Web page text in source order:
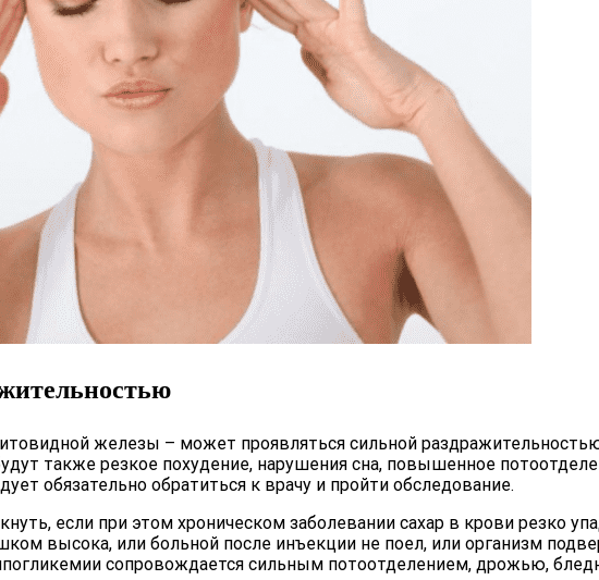
железы – может проявляться сильной
также резкое похудение, нарушения сна, повышенное
обязательно обратиться к врачу и пройти обследование.
если при этом хроническом заболевании сахар в крови резко
высока, или больной после инъекции не поел, или организм
сопровождается сильным потоотделением, дрожью,